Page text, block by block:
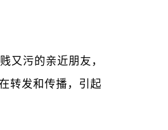
又污的亲近朋友，
转发和传播，引起